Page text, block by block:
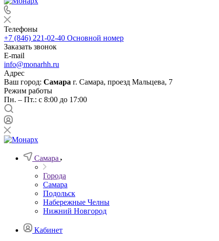
Телефоны
+7 (846) 221-02-40 Основной номер
Заказать звонок
E-mail
info@monarhh.ru
Адрес
Ваш город: Самара г. Самара, проезд Мальцева, 7
Режим работы
Пн. – Пт.: с 8:00 до 17:00
Самара
Города
Самара
Подольск
Набережные Челны
Нижний Новгород
Кабинет